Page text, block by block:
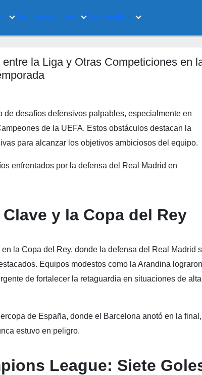
Asuntos actuales Automóviles
la Liga y Otras Competiciones en
desafíos defensivos palpables, especialmente en
de la UEFA. Estos obstáculos destacan la
para alcanzar los objetivos ambiciosos del equipo.
enfrentados por la defensa del Real Madrid en
y la Copa del Rey
la Copa del Rey, donde la defensa del Real Madrid
Equipos modestos como la Arandina lograron
de fortalecer la retaguardia en situaciones de alta
de España, donde el Barcelona anotó en la
estuvo en peligro.
League: Siete